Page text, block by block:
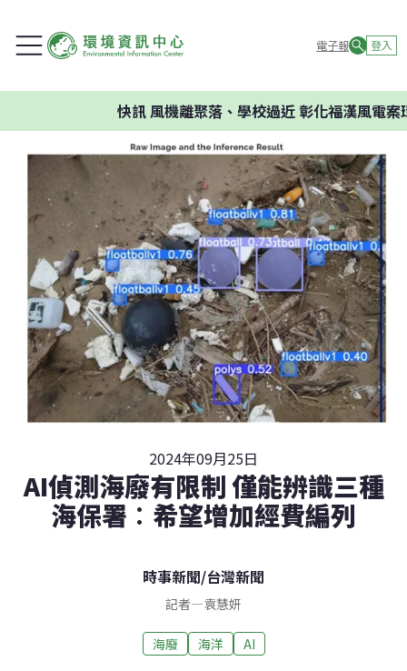
電子報 登入
風機離聚落、學校過近 彰化福漢風電案環委建
2024年09月25日
AI偵測海廢有限制 僅能辨識三種
海保署︰希望增加經費編列
時事新聞/台灣新聞
記者—袁慧妍
海廢 海洋 AI